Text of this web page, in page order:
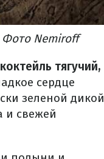
Фото Nemiroff
тягучий,
сердце
зеленой дикой
и свежей